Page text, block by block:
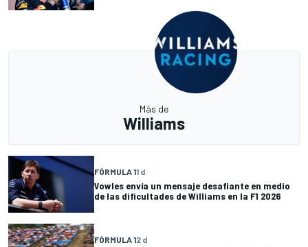
Más de
Williams
FÓRMULA 11 d
Vowles envía un mensaje desafiante en medio
de las dificultades de Williams en la F1 2026
FÓRMULA 12 d